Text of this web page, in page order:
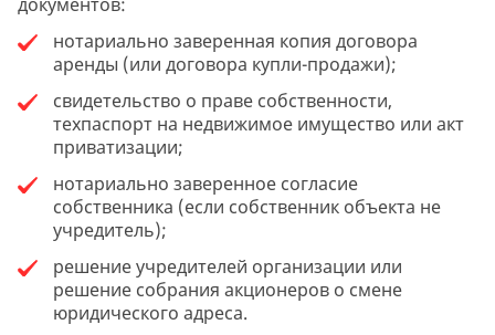
нотариально заверенная копия договора
аренды (или договора купли-продажи);
свидетельство о праве собственности,
техпаспорт на недвижимое имущество или акт
приватизации;
нотариально заверенное согласие
собственника (если собственник объекта не
учредитель);
решение учредителей организации или
решение собрания акционеров о смене
юридического адреса.